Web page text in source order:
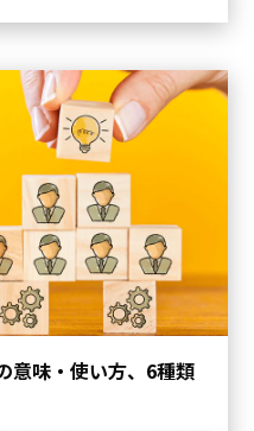
意味・使い方、6種類